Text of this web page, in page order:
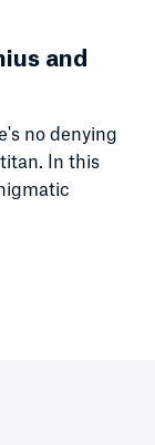
and
no denying
In this